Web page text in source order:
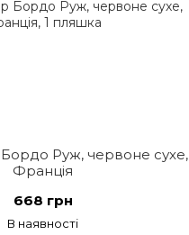
Руж, червоне сухе,
Франція
668 грн
В наявності